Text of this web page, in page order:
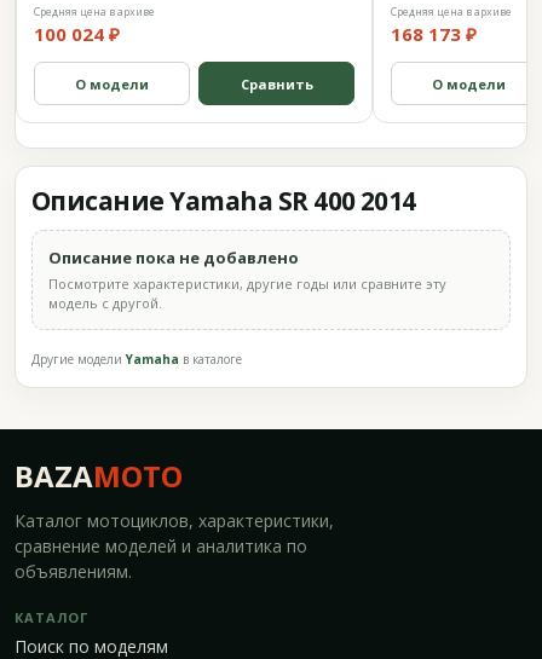
Средняя цена в архиве
100 024 ₽
О модели Сравнить
Средняя цена в архиве
168 173 ₽
О модели
Описание Yamaha SR 400 2014
Описание пока не добавлено
Посмотрите характеристики, другие годы или сравните эту
модель с другой.
Другие моделиYamaha в каталоге
BAZAMOTO
Каталог мотоциклов, характеристики,
сравнение моделей и аналитика по
объявлениям.
КАТАЛОГ
Поиск по моделям